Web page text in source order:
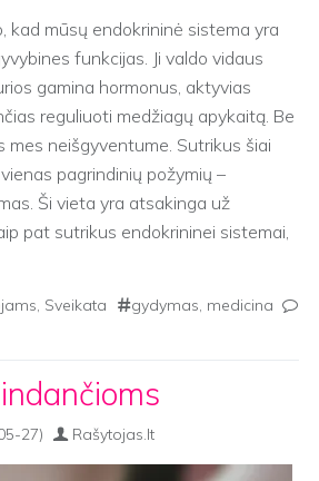
kad mūsų endokrininė sistema yra
funkcijas. Ji valdo vidaus
gamina hormonus, aktyvias
reguliuoti medžiagų apykaitą. Be
mes neišgyventume. Sutrikus šiai
pagrindinių požymių –
Ši vieta yra atsakinga už
pat sutrikus endokrininei sistemai,
, Sveikata gydymas, medicina
27) Rašytojas.lt